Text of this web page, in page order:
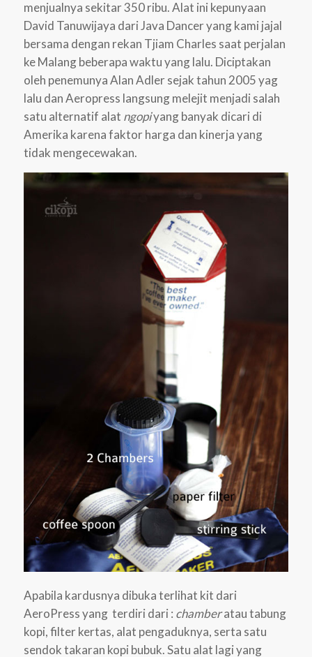
menjualnya sekitar 350 ribu. Alat ini kepunyaan
David Tanuwijaya dari Java Dancer yang kami jajal
bersama dengan rekan Tjiam Charles saat perjalan
ke Malang beberapa waktu yang lalu. Diciptakan
oleh penemunya Alan Adler sejak tahun 2005 yag
lalu dan Aeropress langsung melejit menjadi salah
satu alternatif alat ngopiyang banyak dicari di
Amerika karena faktor harga dan kinerja yang
tidak mengecewakan.
Apabila kardusnya dibuka terlihat kit dari
AeroPress yang terdiri dari : chamberatau tabung
kopi, filter kertas, alat pengaduknya, serta satu
sendok takaran kopi bubuk. Satu alat lagi yang